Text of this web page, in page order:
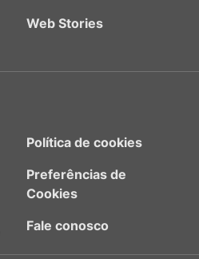
Web Stories
Política de cookies
Preferências de
Cookies
Fale conosco